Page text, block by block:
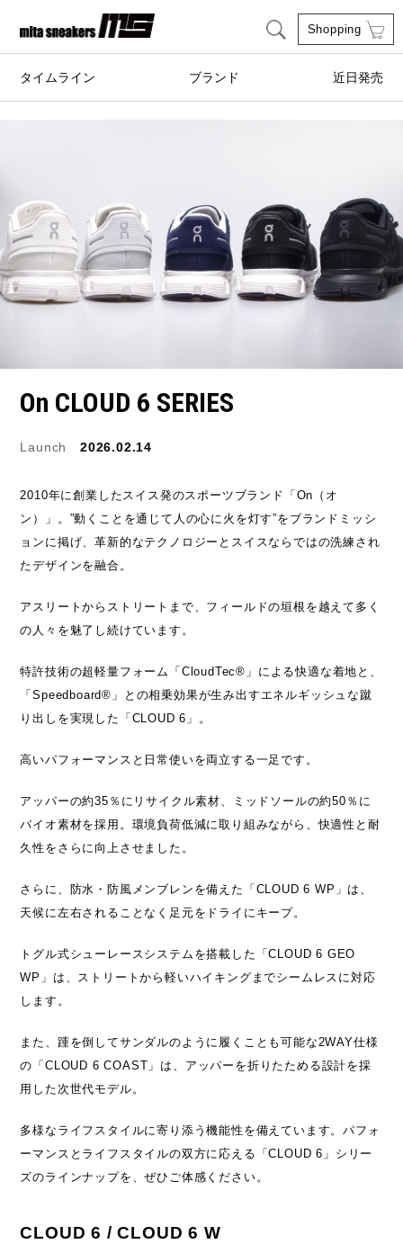
Shopping
タイムライン ブランド
COLE HAAN CONVERSE
crocs DESCENTE
FEATURE FILA
HOKA ONE ONE
le coq sportif
M&M CUSTOM
PERFORMANCE
MW3dP
NIKE norda
northwave
OTHERS Panther
PRO-Keds puma
Reebok
SALOMON SATISFY
SPINGLE Teva
UGG UNITED ARROWS
近日発売
On CLOUD 6 SERIES
Launch 2026.02.14
2010年に創業したスイス発のスポーツブランド「On（オ
ン）」。”動くことを通じて人の心に火を灯す”をブランドミッシ
ョンに掲げ、革新的なテクノロジーとスイスならではの洗練され
たデザインを融合。
アスリートからストリートまで、フィールドの垣根を越えて多く
の人々を魅了し続けています。
特許技術の超軽量フォーム「CloudTec®」による快適な着地と、
「Speedboard®」との相乗効果が生み出すエネルギッシュな蹴
り出しを実現した「CLOUD 6」。
高いパフォーマンスと日常使いを両立する一足です。
アッパーの約35％にリサイクル素材、ミッドソールの約50％に
バイオ素材を採用。環境負荷低減に取り組みながら、快適性と耐
久性をさらに向上させました。
さらに、防水・防風メンブレンを備えた「CLOUD 6 WP」は、
天候に左右されることなく足元をドライにキープ。
トグル式シューレースシステムを搭載した「CLOUD 6 GEO
WP」は、ストリートから軽いハイキングまでシームレスに対応
します。
また、踵を倒してサンダルのように履くことも可能な2WAY仕様
の「CLOUD 6 COAST」は、アッパーを折りたためる設計を採
用した次世代モデル。
多様なライフスタイルに寄り添う機能性を備えています。パフォ
ーマンスとライフスタイルの双方に応える「CLOUD 6」シリー
ズのラインナップを、ぜひご体感ください。
CLOUD 6 / CLOUD 6 W